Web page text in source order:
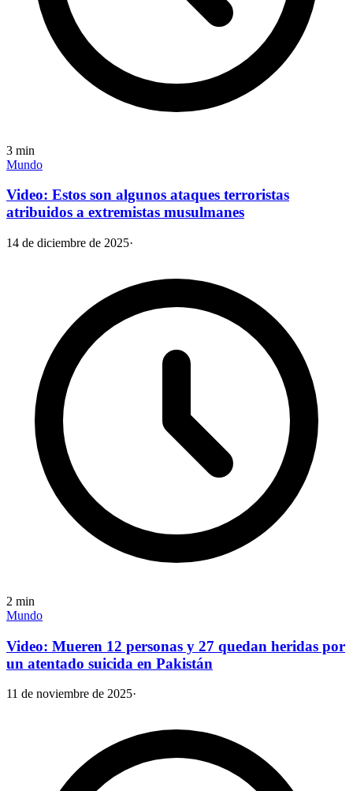
3 min
Mundo
Video: Estos son algunos ataques terroristas
atribuidos a extremistas musulmanes
14 de diciembre de 2025·
2 min
Mundo
Video: Mueren 12 personas y 27 quedan heridas por
un atentado suicida en Pakistán
11 de noviembre de 2025·